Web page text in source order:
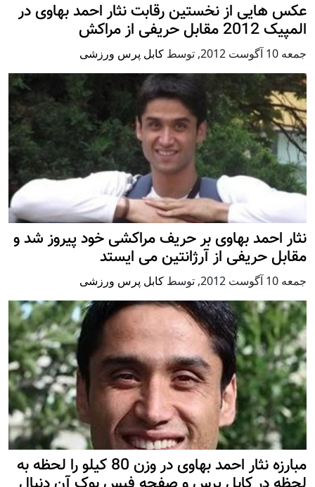
عکس هایی از نخستین رقابت نثار احمد بهاوی در
المپیک 2012 مقابل حریفی از مراکش
جمعه 10 آگوست 2012 , توسط کابل پرس ورزشی
نثار احمد بهاوی بر حریف مراکشی خود پیروز شد و
مقابل حریفی از آرژانتین می ایستد
جمعه 10 آگوست 2012 , توسط کابل پرس ورزشی
مبارزه نثار احمد بهاوی در وزن 80 کیلو را لحظه به